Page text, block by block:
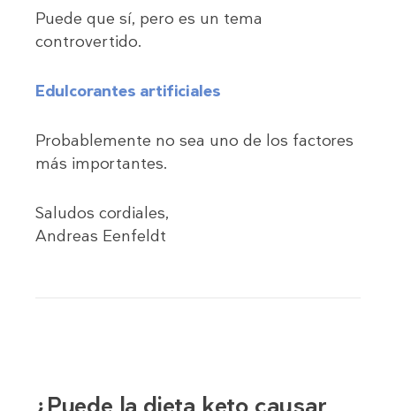
Puede que sí, pero es un tema
controvertido.
Edulcorantes artificiales
Probablemente no sea uno de los factores
más importantes.
Saludos cordiales,
Andreas Eenfeldt